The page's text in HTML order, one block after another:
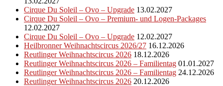
Cirque Du Soleil – Ovo – Upgrade 13.02.2027
Cirque Du Soleil – Ovo – Premium- und Logen-Packages
12.02.2027
Cirque Du Soleil – Ovo – Upgrade 12.02.2027
Heilbronner Weihnachtscircus 2026/27 16.12.2026
Reutlinger Weihnachtscircus 2026 18.12.2026
Reutlinger Weihnachtscircus 2026 – Familientag 01.01.2027
Reutlinger Weihnachtscircus 2026 – Familientag 24.12.2026
Reutlinger Weihnachtscircus 2026 20.12.2026